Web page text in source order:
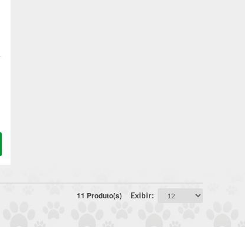
11 Produto(s) Exibir